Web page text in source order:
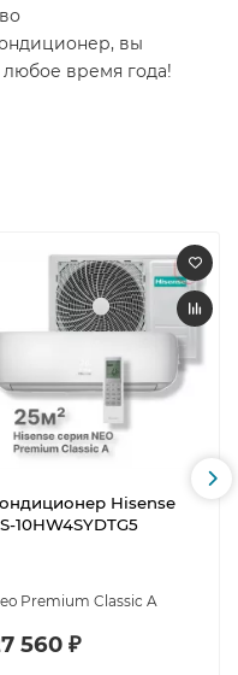
вы
время года!​
Hisense
10HW4SYDTG5
Premium Classic A
560 ₽